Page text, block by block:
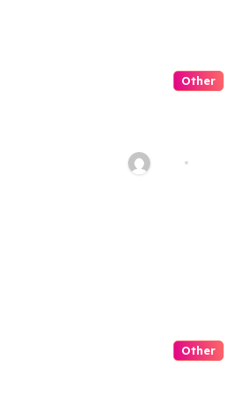
Other
Alex
Other